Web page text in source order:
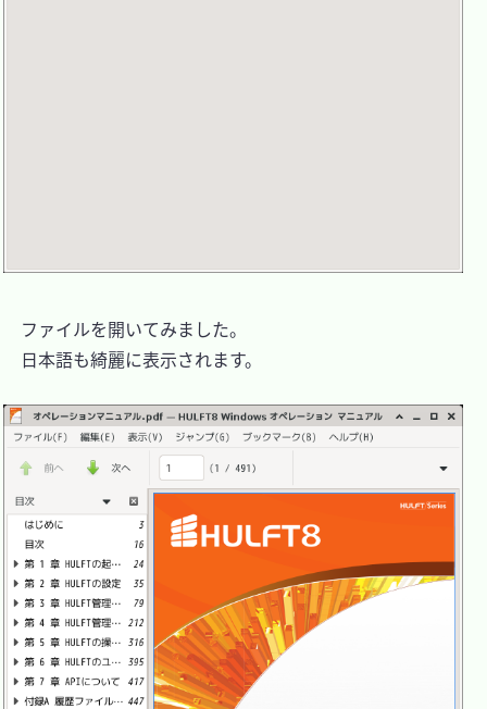
ファイルを開いてみました。
日本語も綺麗に表示されます。